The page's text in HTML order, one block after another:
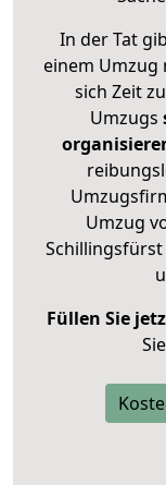
In der Tat
einem Umzug
sich Zeit
Umzugs
Umzug
Füllen Sie